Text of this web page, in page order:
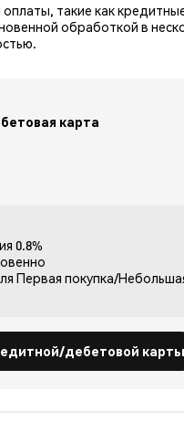
такие как
обработкой в
карта
0.8%
Первая покупка/
дебетовой карты